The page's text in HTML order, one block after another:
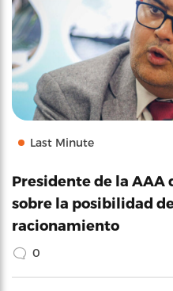
Last Minute
Presidente de la AAA
sobre la posibilidad
racionamiento
0